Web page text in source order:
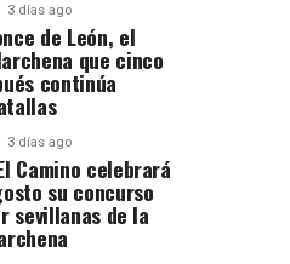
3 días ago
de León, el
que cinco
continúa
3 días ago
Camino celebrará
su concurso
sevillanas de la